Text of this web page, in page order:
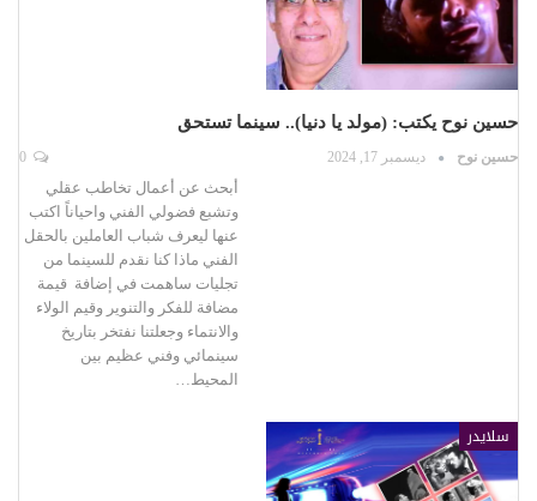
حسين نوح يكتب: (مولد يا دنيا).. سينما تستحق
حسين نوح ديسمبر 17, 2024
أبحث عن أعمال تخاطب عقلي
وتشبع فضولي الفني واحياناً اكتب
عنها ليعرف شباب العاملين بالحقل
الفني ماذا كنا نقدم للسينما من
تجليات ساهمت في إضافة قيمة
مضافة للفكر والتنوير وقيم الولاء
والانتماء وجعلتنا نفتخر بتاريخ
سينمائي وفني عظيم بين
المحيط…
سلايدر